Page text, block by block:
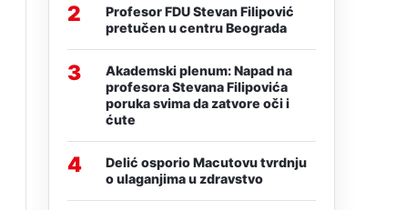
2
Profesor FDU Stevan Filipović
pretučen u centru Beograda
3
Akademski plenum: Napad na
profesora Stevana Filipovića
poruka svima da zatvore oči i
ćute
4
Delić osporio Macutovu tvrdnju
o ulaganjima u zdravstvo